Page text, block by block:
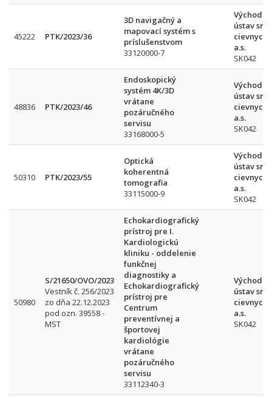
45222 PTK/2023/36
3D navigačný a
mapovací systém s
príslušenstvom
33120000-7
ústav
cievnych
a.s.
SK042
48836 PTK/2023/46
Endoskopický
systém 4K/3D
vrátane
pozáručného
servisu
33168000-5
ústav
cievnych
a.s.
SK042
50310 PTK/2023/55
Optická
koherentná
tomografia
33115000-9
ústav
cievnych
a.s.
SK042
50980
S/21650/OVO/2023
Vestník č. 256/2023
zo dňa 22.12.2023
pod ozn. 39558 -
MST
Echokardiografický
prístroj pre I.
Kardiologickú
kliniku - oddelenie
funkčnej
diagnostiky a
Echokardiografický
prístroj pre
Centrum
preventívnej a
športovej
kardiológie
vrátane
pozáručného
servisu
33112340-3
ústav
cievnych
a.s.
SK042